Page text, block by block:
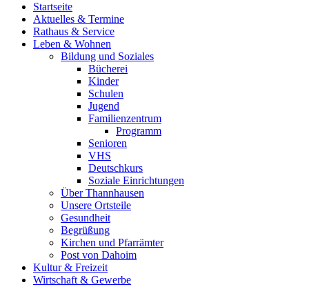
Startseite
Aktuelles & Termine
Rathaus & Service
Leben & Wohnen
Bildung und Soziales
Bücherei
Kinder
Schulen
Jugend
Familienzentrum
Programm
Senioren
VHS
Deutschkurs
Soziale Einrichtungen
Über Thannhausen
Unsere Ortsteile
Gesundheit
Begrüßung
Kirchen und Pfarrämter
Post von Dahoim
Kultur & Freizeit
Wirtschaft & Gewerbe